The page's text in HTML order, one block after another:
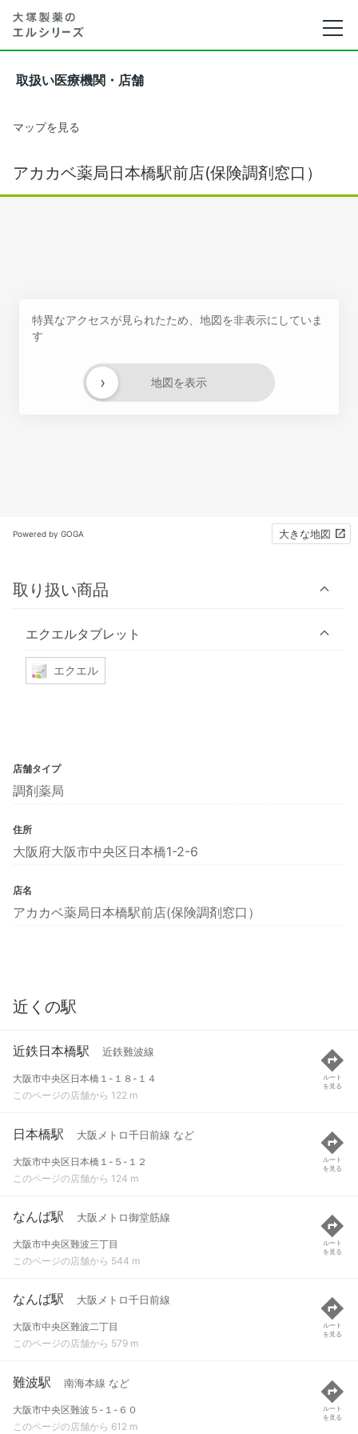
取扱い医療機関・店舗
マップを見る
アカカベ薬局日本橋駅前店(保険調剤窓口）
特異なアクセスが見られたため、地図を非表示にしていま
す
地図を表示
›
Powered by GOGA 大きな地図
取り扱い商品
エクエルタブレット
エクエル
店舗タイプ
調剤薬局
住所
大阪府大阪市中央区日本橋1-2-6
店名
アカカベ薬局日本橋駅前店(保険調剤窓口）
近くの駅
近鉄日本橋駅 近鉄難波線
大阪市中央区日本橋１-１８-１４
このページの店舗から 122 m
ルート
を見る
日本橋駅 大阪メトロ千日前線 など
大阪市中央区日本橋１-５-１２
このページの店舗から 124 m
ルート
を見る
なんば駅 大阪メトロ御堂筋線
大阪市中央区難波三丁目
このページの店舗から 544 m
ルート
を見る
なんば駅 大阪メトロ千日前線
大阪市中央区難波二丁目
このページの店舗から 579 m
ルート
を見る
難波駅 南海本線 など
大阪市中央区難波５-１-６０
このページの店舗から 612 m
ルート
を見る